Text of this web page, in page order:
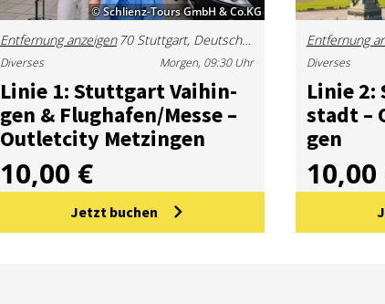
© Schlienz-Tours GmbH & Co.KG
Entfernung anzeigen 70 Stuttgart, Deutschland
Li­nie 1: Stutt­gart Vai­hin­
gen & Flug­ha­fen/Mes­se –
Out­let­ci­ty Met­zin­gen
Diverses Morgen, 09:30 Uhr
10,00 €
Jetzt buchen
Entfernung
Li­nie
stadt –
gen
Diverses
10,00